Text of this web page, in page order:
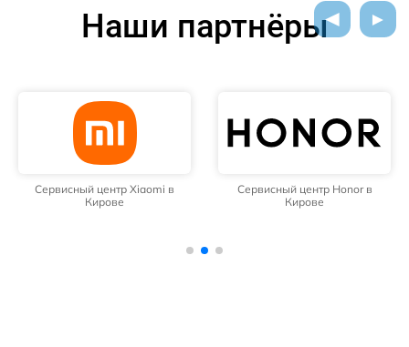
Наши партнёры
Сервисный центр Xiaomi в
Кирове
Сервисный центр Honor в
Кирове